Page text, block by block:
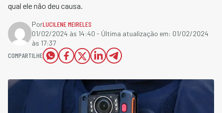
qual ele não deu causa.
PorLUCILENE MEIRELES
01/02/2024 às 14:40 - Última atualização em: 01/02/2024
às 17:37
COMPARTILHE